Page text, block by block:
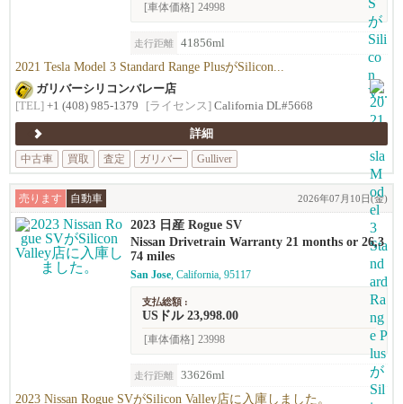
[車体価格] 24998
走行距離 41856ml
2021 Tesla Model 3 Standard Range PlusがSilicon...
ガリバーシリコンバレー店
[TEL] +1 (408) 985-1379 [ライセンス] California DL#5668
詳細
中古車
買取 査定 ガリバー Gulliver
売ります 自動車 2026年07月10日(金)
2023 日産 Rogue SV
Nissan Drivetrain Warranty 21 months or 26,3
74 miles
San Jose, California, 95117
支払総額 :
USドル 23,998.00
[車体価格] 23998
走行距離 33626ml
2023 Nissan Rogue SVがSilicon Valley店に入庫しました。